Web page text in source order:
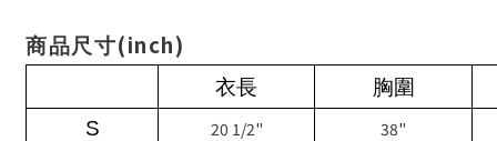
商品尺寸(inch)
衣長
胸圍
S
20 1/2"
38"